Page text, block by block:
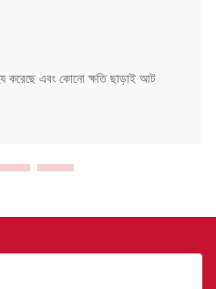
করেছে এবং কোনো ক্ষতি ছাড়াই আট